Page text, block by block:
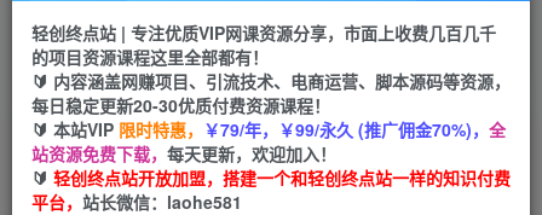
投稿专区 免费
教程必须完整详细
APP下载
Down
轻创终点站 | 专注优质VIP网课资源分享，市面上收费几百几千
的项目资源课程这里全部都有！
🔰 内容涵盖网赚项目、引流技术、电商运营、脚本源码等资源，
每日稳定更新20-30优质付费资源课程！
🔰 本站VIP 限时特惠， ￥79/年，￥99/永久 (推广佣金70%)， 全
站资源免费下载， 每天更新，欢迎加入！
🔰 轻创终点站开放加盟，搭建一个和轻创终点站一样的知识付费
平台， 站长微信：laohe581